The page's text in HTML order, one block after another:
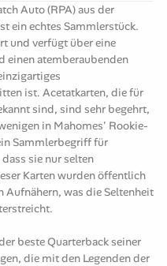
Auto (RPA) aus der
ein echtes Sammlerstück.
und verfügt über eine
einen atemberaubenden
ist. Acetatkarten, die für
sind, sind sehr begehrt,
in Mahomes' Rookie-
Sammlerbegriff für
sie nur selten
Karten wurden öffentlich
was die Seltenheit
beste Quarterback seiner
die mit den Legenden der